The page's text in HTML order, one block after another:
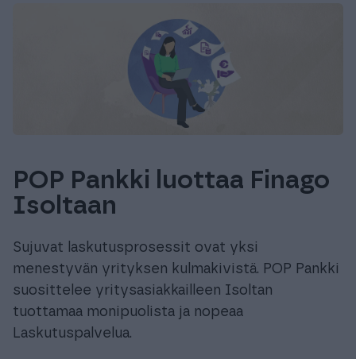
POP Pankki luottaa Finago
Isoltaan
Sujuvat laskutusprosessit ovat yksi
menestyvän yrityksen kulmakivistä. POP Pankki
suosittelee yritysasiakkailleen Isoltan
tuottamaa monipuolista ja nopeaa
Laskutuspalvelua.